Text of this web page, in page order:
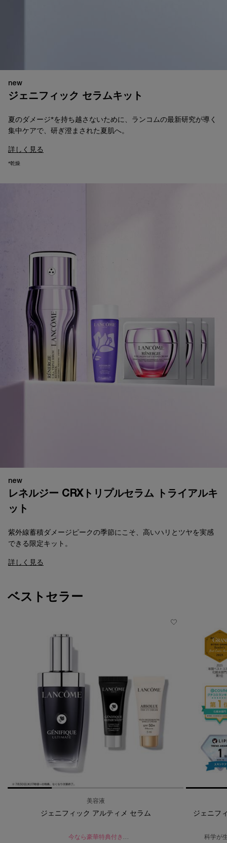
new
ジェニフィック セラムキット
​夏のダメージ*を持ち越さないために、ランコムの最新研究が導く
集中ケアで、研ぎ澄まされた夏肌へ。​
詳しく見る
*乾燥
new
レネルジー CRXトリプルセラム トライアルキ
ット​
紫外線蓄積ダメージピークの季節にこそ、高いハリとツヤを実感
できる限定キット。
詳しく見る
ベストセラー
美容液
ジェニフィック アルティメ セラム
今なら豪華特典付き​
ジェニフ
科学が